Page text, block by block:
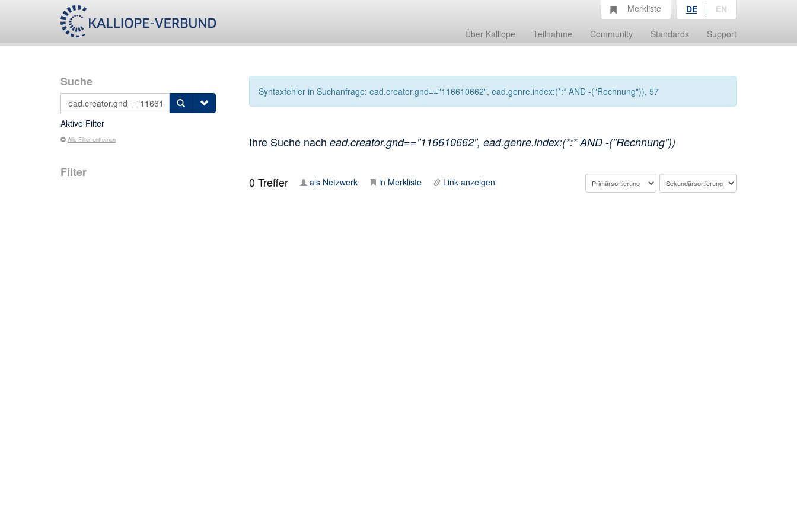
Über Kalliope Teilnahme Community Standards Support
Merkliste DE EN
Suche
Aktive Filter
Alle Filter entfernen
Filter
Syntaxfehler in Suchanfrage: ead.creator.gnd=="116610662", ead.genre.index:(*:* AND -("Rechnung")), 57
Ihre Suche nach ead.creator.gnd=="116610662", ead.genre.index:(*:* AND -("Rechnung"))
0Treffer als Netzwerk in Merkliste Link anzeigen